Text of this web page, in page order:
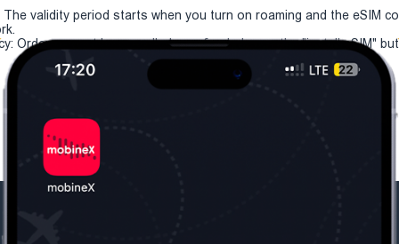
The validity period starts when you turn on roaming and the eSIM
Order can not be cancelled or refunded once the "install eSIM"